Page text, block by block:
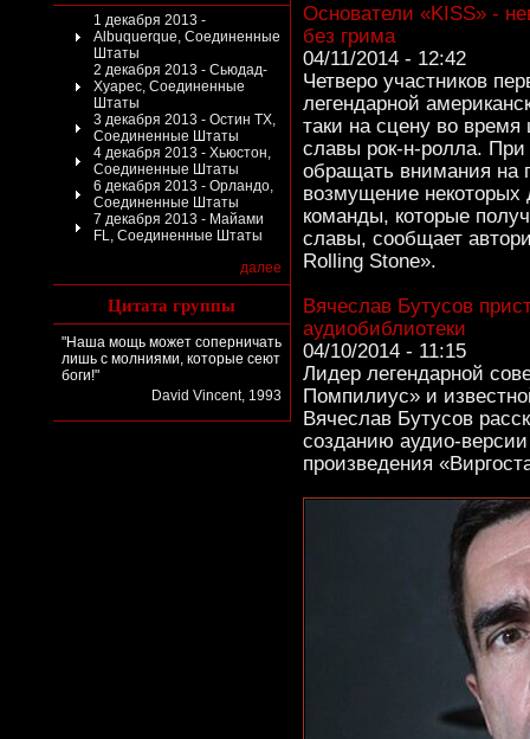
1 декабря 2013 -
Albuquerque, Соединенные
Штаты
2 декабря 2013 - Сьюдад-
Хуарес, Соединенные
Штаты
3 декабря 2013 - Остин TX,
Соединенные Штаты
4 декабря 2013 - Хьюстон,
Соединенные Штаты
6 декабря 2013 - Орландо,
Соединенные Штаты
7 декабря 2013 - Майами
FL, Соединенные Штаты
далее
Цитата группы
"Наша мощь может соперничать
лишь с молниями, которые сеют
боги!"
David Vincent, 1993
Основатели «KISS» -
без грима
04/11/2014 - 12:42
Четверо участников
легендарной
таки на сцену во
славы рок-н-ролла.
обращать внимания на
возмущение некоторых
команды, которые
славы, сообщает
Rolling Stone».
Вячеслав Бутусов
аудиобиблиотеки
04/10/2014 - 11:15
Лидер легендарной
Помпилиус» и
Вячеслав Бутусов
созданию аудио-версии
произведения